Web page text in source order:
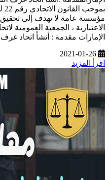
مؤسسة عامة لا تهدف إلى تحقيق
الاعتبارية ، الجمعية العمومية
الإمارات مقدمة : أنشأ اتحاد
2021-01-26
اقرأ المزيد